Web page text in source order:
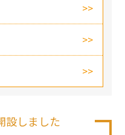
設しました